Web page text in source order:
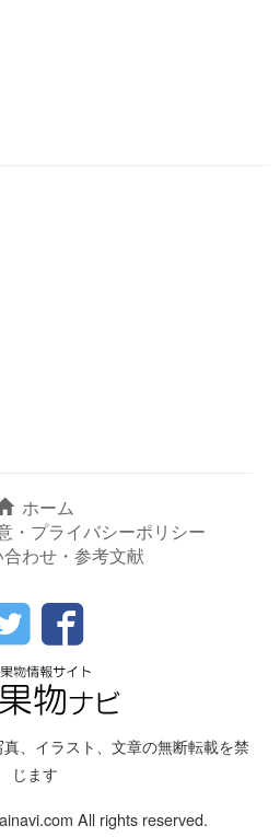
ホーム
・プライバシーポリシー
わせ・参考文献
、イラスト、文章の無断転載を禁
じます
All rights reserved.